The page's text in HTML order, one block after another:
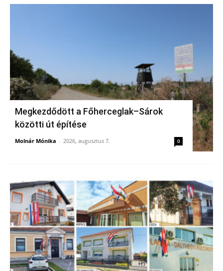
Megkezdődött a Főherceglak–Sárok
közötti út építése
Molnár Mónika - 2026, augusztus 7. 0